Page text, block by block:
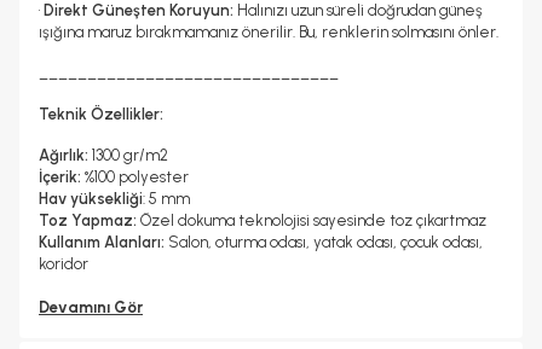
• Direkt Güneşten Koruyun: Halınızı uzun süreli doğrudan güneş
ışığına maruz bırakmamanız önerilir. Bu, renklerin solmasını önler.
Teknik Özellikler:
Ağırlık: 1300 gr/m2
İçerik: %100 polyester
Hav yüksekliği: 5 mm
Toz Yapmaz: Özel dokuma teknolojisi sayesinde toz çıkartmaz
Kullanım Alanları: Salon, oturma odası, yatak odası, çocuk odası,
koridor
Devamını Gör